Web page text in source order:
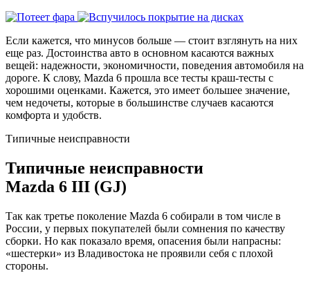
Если кажется, что минусов больше — стоит взглянуть на них
еще раз. Достоинства авто в основном касаются важных
вещей: надежности, экономичности, поведения автомобиля на
дороге. К слову, Mazda 6 прошла все тесты краш-тесты с
хорошими оценками. Кажется, это имеет большее значение,
чем недочеты, которые в большинстве случаев касаются
комфорта и удобств.
Типичные неисправности
Типичные неисправности
Mazda 6 III (GJ)
Так как третье поколение Mazda 6 собирали в том числе в
России, у первых покупателей были сомнения по качеству
сборки. Но как показало время, опасения были напрасны:
«шестерки» из Владивостока не проявили себя с плохой
стороны.